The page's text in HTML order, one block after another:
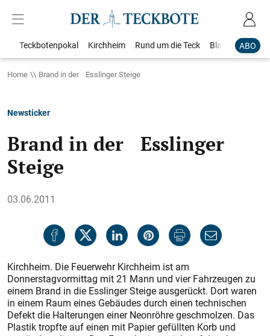
ABO
Teckbotenpokal Kirchheim Rund um die Teck Blaulicht
Home Brand in der Esslinger Steige
Newsticker
Brand in der Esslinger
Steige
03.06.2011
Kirchheim. Die Feuerwehr Kirchheim ist am
Donnerstagvormittag mit 21 Mann und vier Fahrzeugen zu
einem Brand in die Esslinger Steige ausgerückt. Dort waren
in einem Raum eines Gebäudes durch einen technischen
Defekt die Halterungen einer Neonröhre geschmolzen. Das
Plastik tropfte auf einen mit Papier gefüllten Korb und